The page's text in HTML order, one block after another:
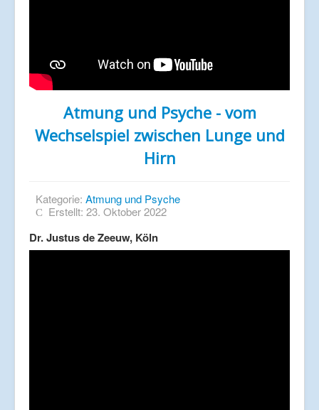
Atmung und Psyche - vom
Wechselspiel zwischen Lunge und
Hirn
Kategorie: Atmung und Psyche
Erstellt: 23. Oktober 2022
Dr. Justus de Zeeuw, Köln